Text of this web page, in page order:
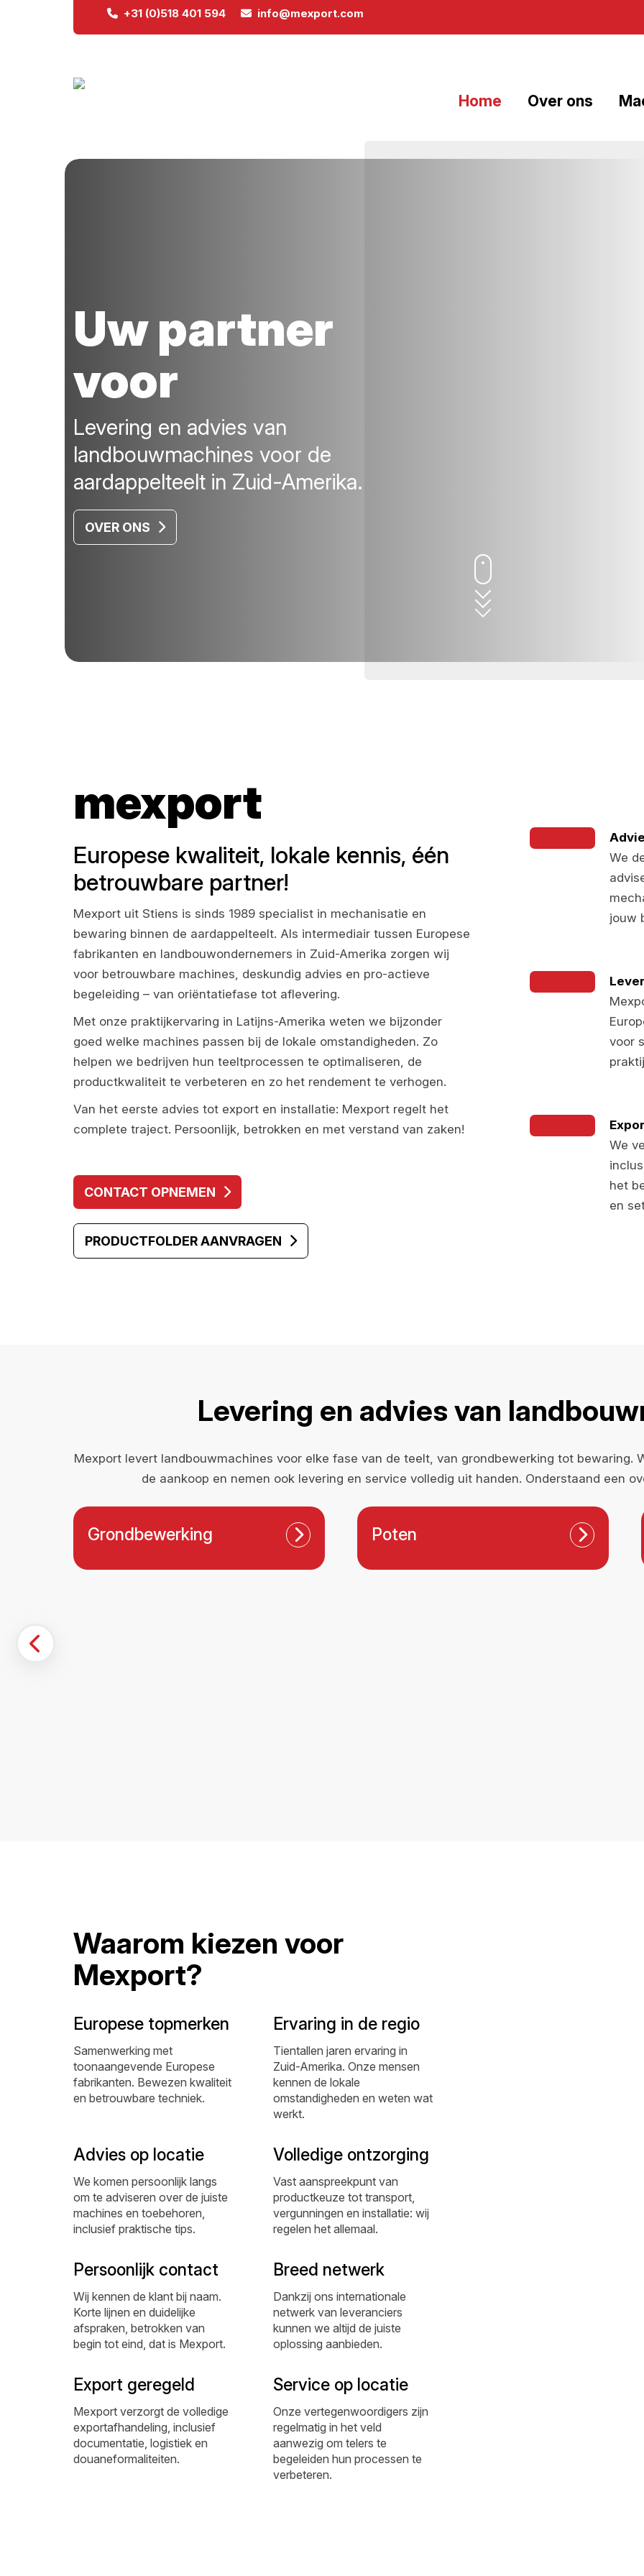
+31 (0)518 401 594 info@mexport.com
Home Over ons
Uw partner
voor
Levering en advies van
landbouwmachines voor de
aardappelteelt in Zuid-Amerika.
OVER ONS
mexport
Europese kwaliteit, lokale kennis, één
betrouwbare partner!
Mexport uit Stiens is sinds 1989 specialist in mechanisatie en
bewaring binnen de aardappelteelt. Als intermediair tussen Europese
fabrikanten en landbouwondernemers in Zuid-Amerika zorgen wij
voor betrouwbare machines, deskundig advies en pro-actieve
begeleiding – van oriëntatiefase tot aflevering.
Met onze praktijkervaring in Latijns-Amerika weten we bijzonder
goed welke machines passen bij de lokale omstandigheden. Zo
helpen we bedrijven hun teeltprocessen te optimaliseren, de
productkwaliteit te verbeteren en zo het rendement te verhogen.
Van het eerste advies tot export en installatie: Mexport regelt het
complete traject. Persoonlijk, betrokken en met verstand van zaken!
CONTACT OPNEMEN
PRODUCTFOLDER AANVRAGEN
We
jouw
voor
We
het
en
Levering en advies van
Mexport levert landbouwmachines voor elke fase van de teelt, van grondbewerking tot bewaring.
de aankoop en nemen ook levering en service volledig uit handen. Onderstaand een
Grondbewerking Poten
Waarom kiezen voor
Mexport?
Europese topmerken
Samenwerking met
toonaangevende Europese
fabrikanten. Bewezen kwaliteit
en betrouwbare techniek.
Ervaring in de regio
Tientallen jaren ervaring in
Zuid-Amerika. Onze mensen
kennen de lokale
omstandigheden en weten wat
werkt.
Advies op locatie
We komen persoonlijk langs
om te adviseren over de juiste
machines en toebehoren,
inclusief praktische tips.
Volledige ontzorging
Vast aanspreekpunt van
productkeuze tot transport,
vergunningen en installatie: wij
regelen het allemaal.
Persoonlijk contact
Wij kennen de klant bij naam.
Korte lijnen en duidelijke
afspraken, betrokken van
begin tot eind, dat is Mexport.
Breed netwerk
Dankzij ons internationale
netwerk van leveranciers
kunnen we altijd de juiste
oplossing aanbieden.
Export geregeld
Mexport verzorgt de volledige
exportafhandeling, inclusief
documentatie, logistiek en
douaneformaliteiten.
Service op locatie
Onze vertegenwoordigers zijn
regelmatig in het veld
aanwezig om telers te
begeleiden hun processen te
verbeteren.